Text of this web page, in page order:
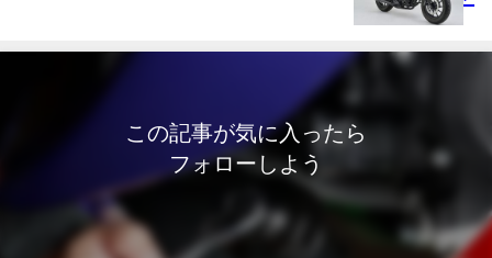
この記事が気に入ったら
フォローしよう